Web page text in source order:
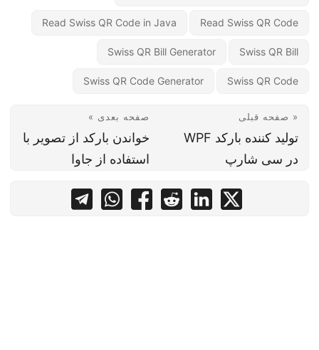
Read Swiss QR Code
Read Swiss QR Code in Java
Swiss QR Bill
Swiss QR Bill Generator
Swiss QR Code
Swiss QR Code Generator
« صفحه قبلی
تولید کننده بارکد WPF
در سی شارپ
صفحه بعدی »
خواندن بارکد از تصویر با
استفاده از جاوا